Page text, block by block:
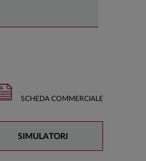
SCHEDA COMMERCIALE
SIMULATORI